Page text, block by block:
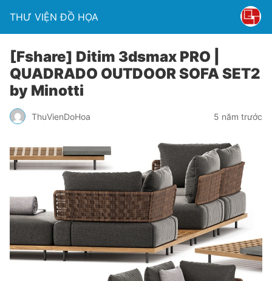
THƯ VIỆN ĐỒ HỌA
[Fshare] Ditim 3dsmax PRO |
QUADRADO OUTDOOR SOFA SET2
by Minotti
ThuVienDoHoa 5 năm trước